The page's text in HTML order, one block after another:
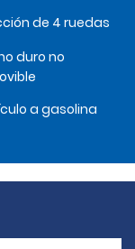
de 4 ruedas
duro no
a gasolina